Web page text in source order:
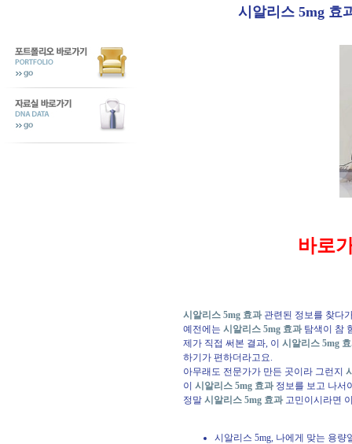
시알리스 5mg 효
바로
시알리스 5mg 효과관련된 정보를 찾다
예전에는 시알리스 5mg 효과탐색이 참
제가 직접 써본 결과, 이 시알리스 5mg
하기가 편하더라고요.
아무래도 전문가가 만든 곳이라 그런지
이 시알리스 5mg 효과정보를 보고 나서
정말 시알리스 5mg 효과고민이시라면
시알리스 5mg, 나에게 맞는 용량